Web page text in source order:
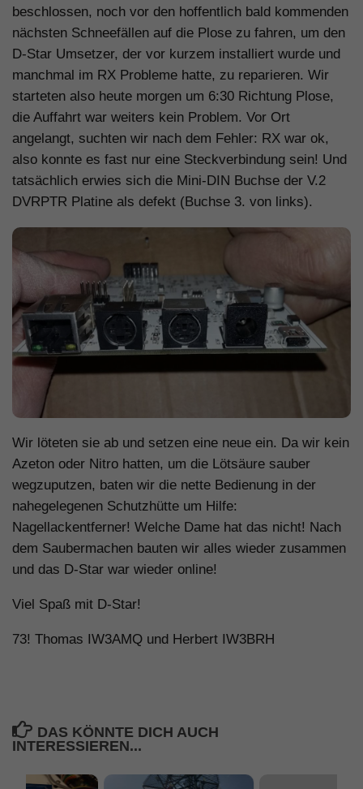
beschlossen, noch vor den hoffentlich bald kommenden
nächsten Schneefällen auf die Plose zu fahren, um den
D-Star Umsetzer, der vor kurzem installiert wurde und
manchmal im RX Probleme hatte, zu reparieren. Wir
starteten also heute morgen um 6:30 Richtung Plose,
die Auffahrt war weiters kein Problem. Vor Ort
angelangt, suchten wir nach dem Fehler: RX war ok,
also konnte es fast nur eine Steckverbindung sein! Und
tatsächlich erwies sich die Mini-DIN Buchse der V.2
DVRPTR Platine als defekt (Buchse 3. von links).
Wir löteten sie ab und setzen eine neue ein. Da wir kein
Azeton oder Nitro hatten, um die Lötsäure sauber
wegzuputzen, baten wir die nette Bedienung in der
nahegelegenen Schutzhütte um Hilfe:
Nagellackentferner! Welche Dame hat das nicht! Nach
dem Saubermachen bauten wir alles wieder zusammen
und das D-Star war wieder online!
Viel Spaß mit D-Star!
73! Thomas IW3AMQ und Herbert IW3BRH
DAS KÖNNTE DICH AUCH
INTERESSIEREN...